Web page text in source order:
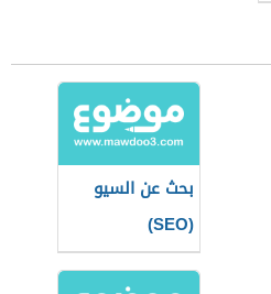
بحث عن السيو
(SEO)